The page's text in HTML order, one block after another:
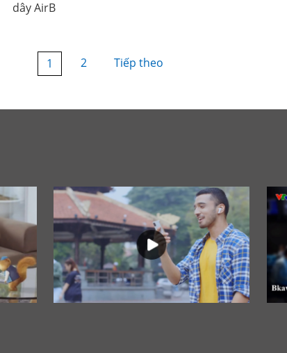
dây AirB
1 2 Tiếp theo